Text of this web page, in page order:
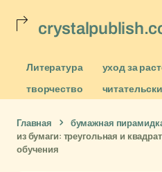
Литература уход за
творчество
Главная бумажная
из бумаги: треугольная и
обучения